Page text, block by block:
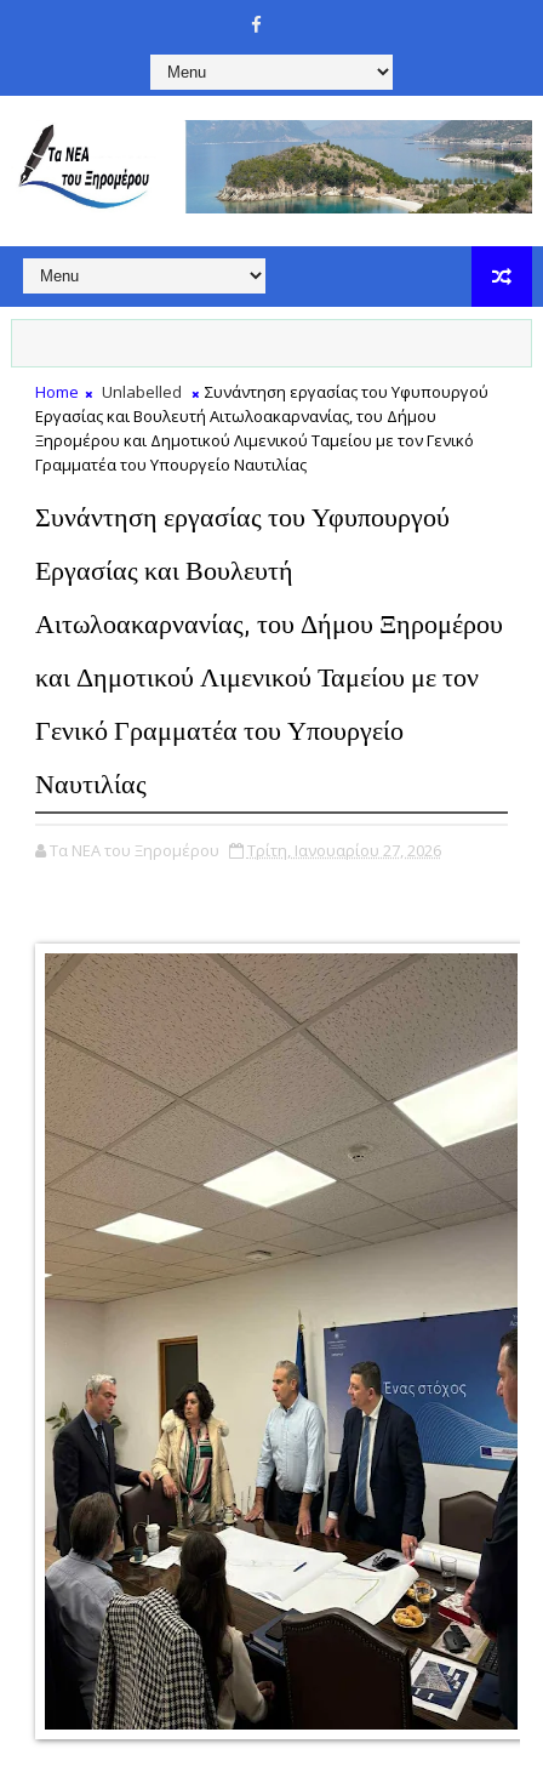
Home Unlabelled
Συνάντηση εργασίας του Υφυπουργού
Εργασίας και Βουλευτή Αιτωλοακαρνανίας, του Δήμου
Ξηρομέρου και Δημοτικού Λιμενικού Ταμείου με τον Γενικό
Γραμματέα του Υπουργείο Ναυτιλίας
Συνάντηση εργασίας του Υφυπουργού
Εργασίας και Βουλευτή
Αιτωλοακαρνανίας, του Δήμου Ξηρομέρου
και Δημοτικού Λιμενικού Ταμείου με τον
Γενικό Γραμματέα του Υπουργείο
Ναυτιλίας
Τα ΝΕΑ του Ξηρομέρου Τρίτη, Ιανουαρίου 27, 2026